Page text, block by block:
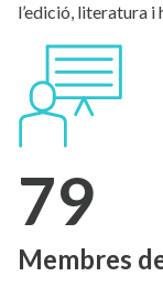
l’edició, literatura
79
Membres